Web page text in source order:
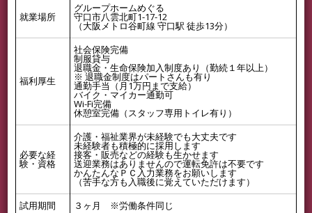
就業場所
グループホームめぐる
守口市八雲北町1-17-12
（大阪メトロ谷町線 守口駅 徒歩13分）
福利厚生
社会保険完備
制服貸与
退職金・生命保険加入制度あり（勤続１年以上）
※ 退職金制度はパートさんも有り
通勤手当（月1万円まで支給）
バイク・マイカー通勤可
Wi-Fi完備
休憩室完備（スタッフ専用トイレ有り）
必要な経
験・資格
介護・福祉業界が未経験でも大丈夫です
未経験者も積極的に採用します
接客・販売などの経験も生かせます
送迎業務はありませんので運転免許は不要です
かんたんなＰＣ入力業務をお願いします
（苦手な方も入職後に覚えていただけます）
試用期間
３ヶ月 ※労働条件同じ